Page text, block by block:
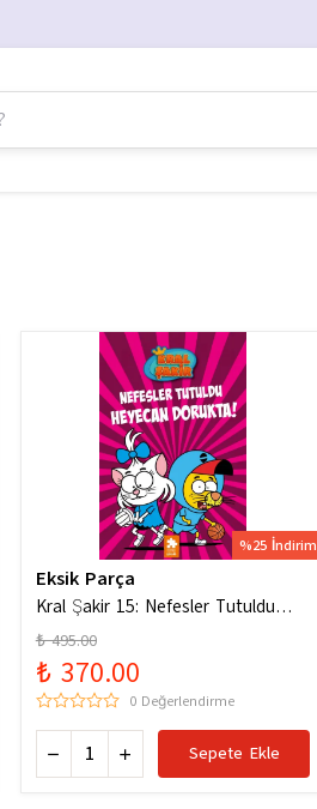
%25 İndirim
Eksik Parça
Kral Şakir 15: Nefesler Tutuldu
Heyecan Dorukta
₺ 495.00
₺ 370.00
0 Değerlendirme
Sepete Ekle